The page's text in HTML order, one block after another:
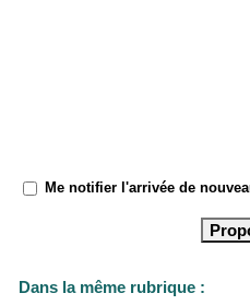
Me notifier l'arrivée de
Dans la même rubrique :